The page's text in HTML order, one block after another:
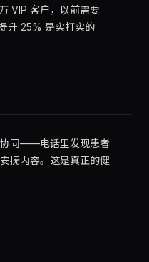
VIP 客户，以前需要
升 25% 是实打实的
同——电话里发现患者
抚内容。这是真正的健